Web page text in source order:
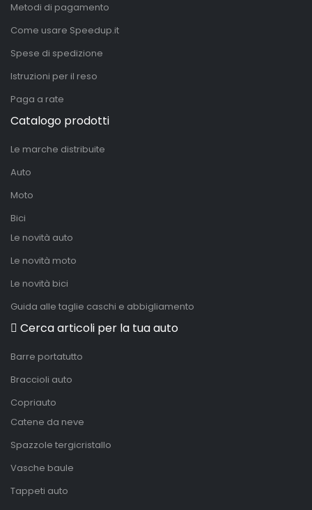
Metodi di pagamento
Come usare Speedup.it
Spese di spedizione
Istruzioni per il reso
Paga a rate
Catalogo prodotti
Le marche distribuite
Auto
Moto
Bici
Le novità auto
Le novità moto
Le novità bici
Guida alle taglie caschi e abbigliamento
Cerca articoli per la tua auto
Barre portatutto
Braccioli auto
Copriauto
Catene da neve
Spazzole tergicristallo
Vasche baule
Tappeti auto